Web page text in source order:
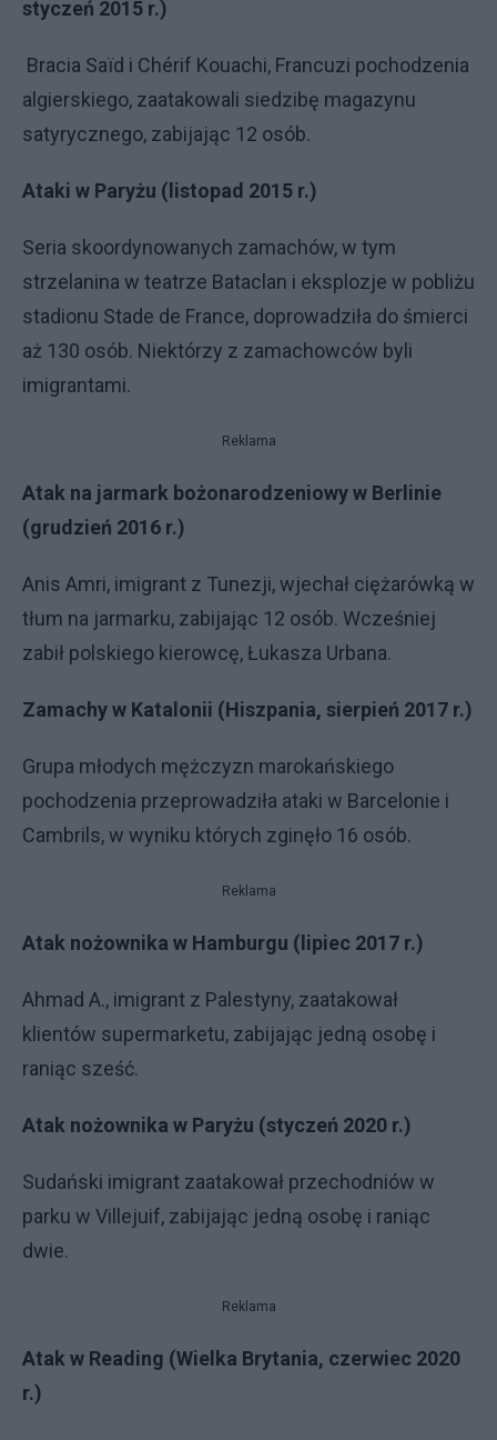
styczeń 2015 r.)
Bracia Saïd i Chérif Kouachi, Francuzi pochodzenia
algierskiego, zaatakowali siedzibę magazynu
satyrycznego, zabijając 12 osób.
Ataki w Paryżu (listopad 2015 r.)
Seria skoordynowanych zamachów, w tym
strzelanina w teatrze Bataclan i eksplozje w pobliżu
stadionu Stade de France, doprowadziła do śmierci
aż 130 osób. Niektórzy z zamachowców byli
imigrantami.
Reklama
Atak na jarmark bożonarodzeniowy w Berlinie
(grudzień 2016 r.)
Anis Amri, imigrant z Tunezji, wjechał ciężarówką w
tłum na jarmarku, zabijając 12 osób. Wcześniej
zabił polskiego kierowcę, Łukasza Urbana.
Zamachy w Katalonii (Hiszpania, sierpień 2017 r.)
Grupa młodych mężczyzn marokańskiego
pochodzenia przeprowadziła ataki w Barcelonie i
Cambrils, w wyniku których zginęło 16 osób.
Reklama
Atak nożownika w Hamburgu (lipiec 2017 r.)
Ahmad A., imigrant z Palestyny, zaatakował
klientów supermarketu, zabijając jedną osobę i
raniąc sześć.
Atak nożownika w Paryżu (styczeń 2020 r.)
Sudański imigrant zaatakował przechodniów w
parku w Villejuif, zabijając jedną osobę i raniąc
dwie.
Reklama
Atak w Reading (Wielka Brytania, czerwiec 2020
r.)